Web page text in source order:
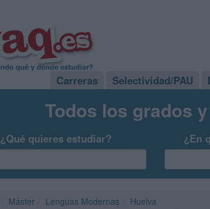
Carreras Selectividad/PAU
Todos los grados
¿Qué quieres estudiar? ¿En
Máster Lenguas Modernas
Huelva